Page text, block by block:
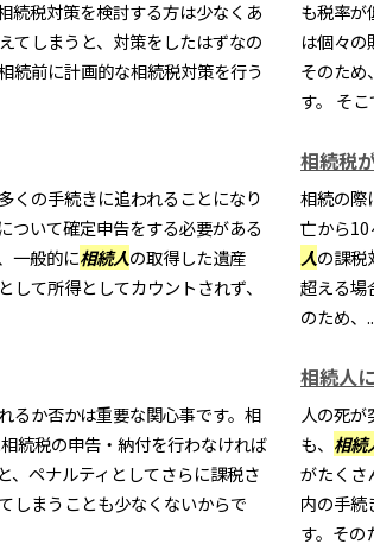
続税対策を検討する方は少なくあ
てしまうと、対策をしたはずなの
続前に計画的な相続税対策を行う
も税率が
は個々の
そのため
す。 そこ
くの手続きに追われることになり
ついて確定申告をする必要がある
一般的に相続人の取得した遺産
て所得としてカウントされず、
相続税
相続の際
亡から
人の課税
超える場
のため、
るか否かは重要な関心事です。相
続税の申告・納付を行わなければ
、ペナルティとしてさらに課税さ
しまうことも少なくないからで
相続人
人の死が
も、 相続
がたくさ
内の手続
す。その